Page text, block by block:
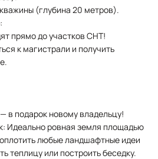
(глубина 20 метров).
прямо до участков СНТ!
к магистрали и получить
в подарок новому владельцу!
Идеально ровная земля площадью
любые ландшафтные идеи
теплицу или построить беседку.